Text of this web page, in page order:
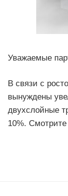
Уважаемые
В связи с
вынуждены
двухслойные
10%.